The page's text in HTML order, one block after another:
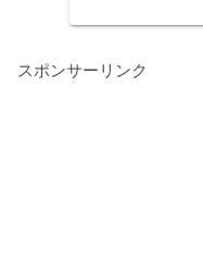
スポンサーリンク